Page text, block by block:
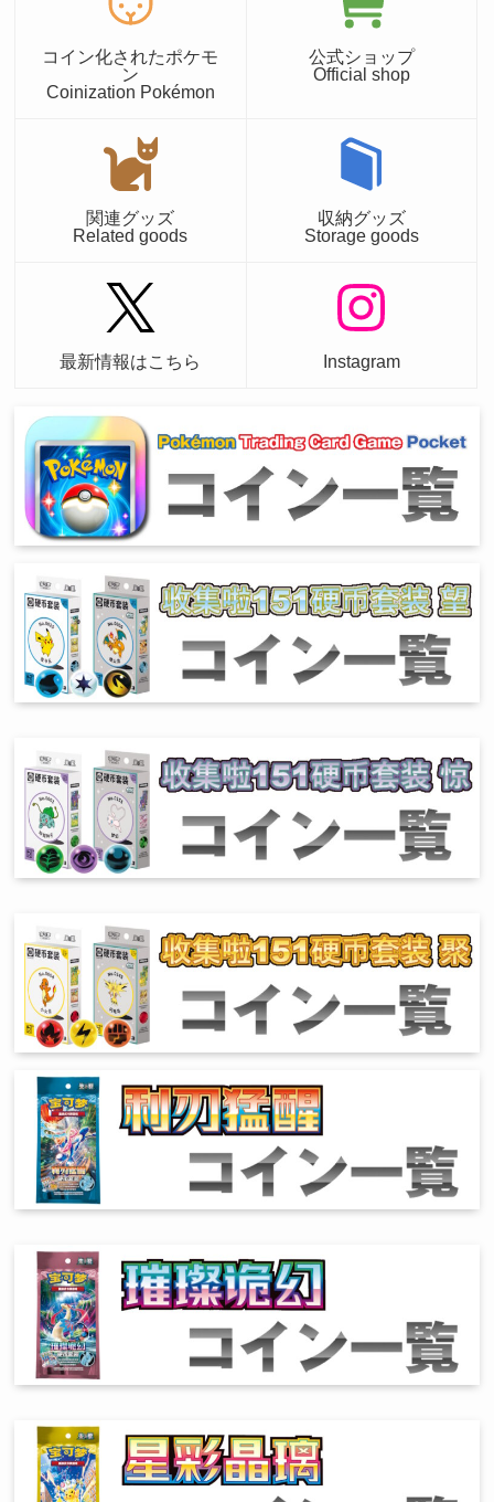
コイン化されたポケモ
ン
Coinization Pokémon
公式ショップ
Official shop
関連グッズ
Related goods
収納グッズ
Storage goods
最新情報はこちら Instagram